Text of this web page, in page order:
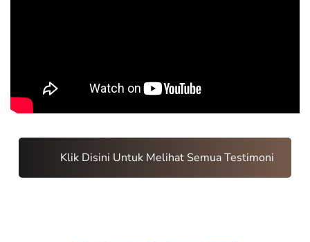
Klik Disini Untuk Melihat Semua Testimoni